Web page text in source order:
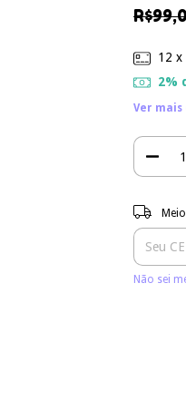
12 x
2%
Ver
Entregas
Não sei